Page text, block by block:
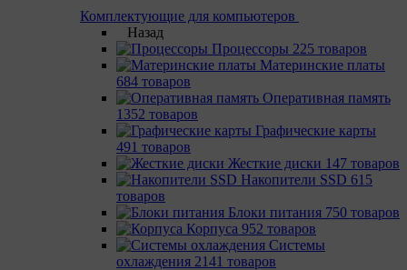
Комплектующие для компьютеров
Назад
Процессоры 225 товаров
Материнcкие платы
684 товаров
Оперативная память
1352 товаров
Графические карты
491 товаров
Жесткие диски 147 товаров
Накопители SSD 615
товаров
Блоки питания 750 товаров
Корпуса 952 товаров
Системы
охлаждения 2141 товаров